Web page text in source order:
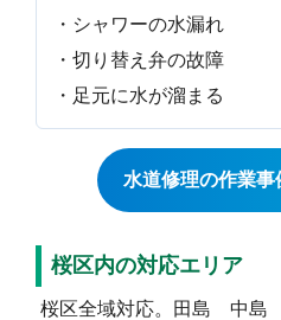
・シャワーの水漏れ
・切り替え弁の故障
・足元に水が溜まる
水道修理の作業事
桜区内の対応エリア
桜区全域対応。田島 中